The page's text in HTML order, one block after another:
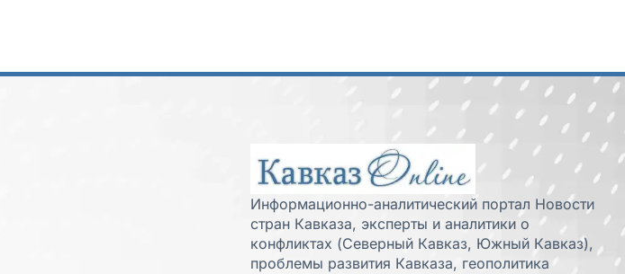
Информационно-аналитический портал Новости
стран Кавказа, эксперты и аналитики о
конфликтах (Северный Кавказ, Южный Кавказ),
проблемы развития Кавказа, геополитика